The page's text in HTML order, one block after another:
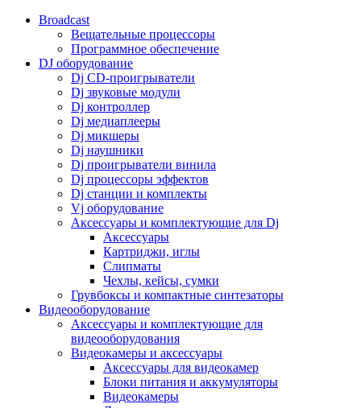
Broadcast
Вещательные процессоры
Программное обеспечение
DJ оборудование
Dj CD-проигрыватели
Dj звуковые модули
Dj контроллер
Dj медиаплееры
Dj микшеры
Dj наушники
Dj проигрыватели винила
Dj процессоры эффектов
Dj станции и комплекты
Vj оборудование
Аксессуары и комплектующие для Dj
Аксессуары
Картриджи, иглы
Слипматы
Чехлы, кейсы, сумки
Грувбоксы и компактные синтезаторы
Видеооборудование
Аксессуары и комплектующие для
видеооборудования
Видеокамеры и аксессуары
Аксессуары для видеокамер
Блоки питания и аккумуляторы
Видеокамеры